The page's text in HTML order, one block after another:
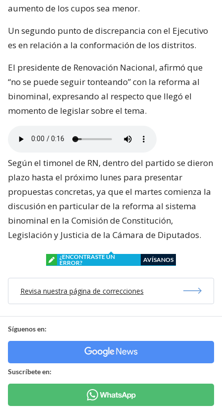
aumento de los cupos sea menor.
Un segundo punto de discrepancia con el Ejecutivo
es en relación a la conformación de los distritos.
El presidente de Renovación Nacional, afirmó que
“no se puede seguir tonteando” con la reforma al
binominal, expresando al respecto que llegó el
momento de legislar sobre el tema.
Según el timonel de RN, dentro del partido se dieron
plazo hasta el próximo lunes para presentar
propuestas concretas, ya que el martes comienza la
discusión en particular de la reforma al sistema
binominal en la Comisión de Constitución,
Legislación y Justicia de la Cámara de Diputados.
¿ENCONTRASTE UN
ERROR?
AVÍSANOS
Revisa nuestra página de correcciones
Síguenos en:
Suscríbete en: